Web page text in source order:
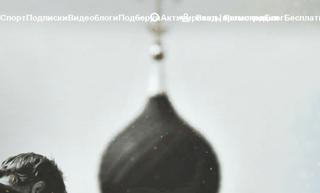
СпортПодпискиВидеоблогиПодборкиАктивировать промокодБлог
Вход | Регистрация